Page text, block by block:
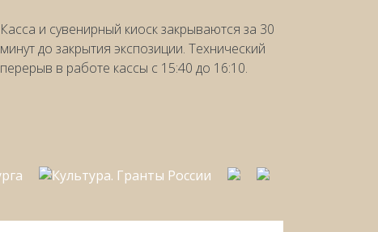
Касса и сувенирный киоск закрываются за 30
минут до закрытия экспозиции. Технический
перерыв в работе кассы с 15:40 до 16:10.